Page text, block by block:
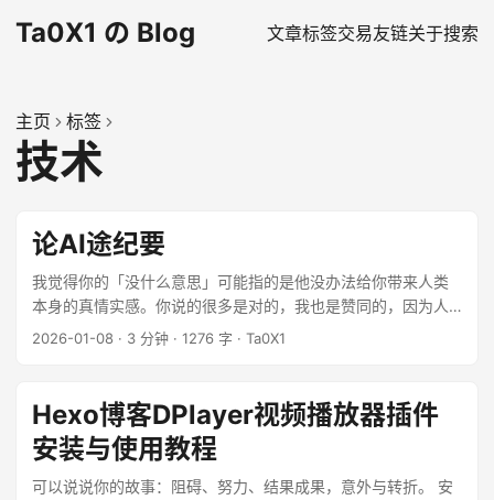
Ta0X1 の Blog 文章标签交易友链关于搜索
主页 标签
技术
论AI途纪要
我觉得你的「没什么意思」可能指的是他没办法给你带来人类
本身的真情实感。你说的很多是对的，我也是赞同的，因为人
类个体本身具有极大的差异性。中国人和美国人有很大的不
可代替的所在。 ...
2026-01-08 · 3 分钟 · 1276 字 · Ta0X1
Hexo博客DPlayer视频播放器插件
安装与使用教程
可以说说你的故事：阻碍、努力、结果成果，意外与转折。 安